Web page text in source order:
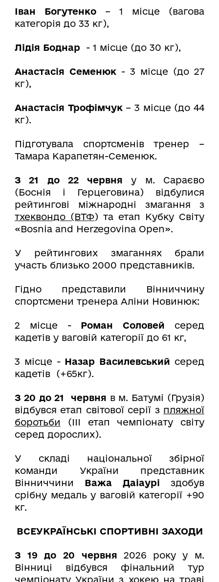
Іван Богутенко – 1 місце (вагова
категорія до 33 кг),
Лідія Боднар - 1 місце (до 30 кг),
Анастасія Семенюк - 3 місце (до 27
кг),
Анастасія Трофімчук– 3 місце (до 44
кг).
Підготувала спортсменів тренер –
Тамара Карапетян-Семенюк.
З 21 до 22 червняу м. Сараєво
(Боснія і Герцеговина) відбулися
рейтингові міжнародні змагання з
тхеквондо (ВТФ) та етап Кубку Світу
«Bosnia and Herzegovina Open».
У рейтингових змаганнях брали
участь близько 2000 представників.
Гідно представили Вінниччину
спортсмени тренера Аліни Новинюк:
2 місце - Роман Соловей серед
кадетів у ваговій категорії до 61 кг,
3 місце - Назар Василевський серед
кадетів (+65кг).
З 20 до 21 червня в м. Батумі (Грузія)
відбувся етап світової серії з пляжної
боротьби (ІІІ етап чемпіонату світу
серед дорослих).
У складі національної збірної
команди України представник
Вінниччини
Важа Даіаурі здобув
срібну медаль у ваговій категорії +90
кг.
ВСЕУКРАЇНСЬКІ СПОРТИВНІ ЗАХОДИ
З 19 до 20 червня 2026 року у м.
Вінниці відбувся фінальний тур
чемпіонату України з хокею на траві